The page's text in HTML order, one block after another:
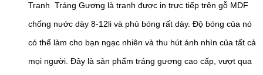
Tranh Tráng Gương là tranh được in trực tiếp trên gỗ MDF
chống nước dày 8-12li và phủ bóng rất dày. Độ bóng của nó
có thể làm cho bạn ngạc nhiên và thu hút ánh nhìn của tất cả
mọi người. Đây là sản phẩm tráng gương cao cấp, vượt qua